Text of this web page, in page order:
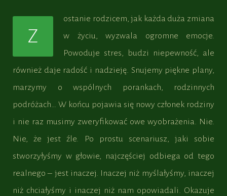
Z
ostanie rodzicem, jak każda duża zmiana
w życiu, wyzwala ogromne emocje.
Powoduje stres, budzi niepewność, ale
również daje radość i nadzieję. Snujemy piękne plany,
marzymy o wspólnych porankach, rodzinnych
podróżach… W końcu pojawia się nowy członek rodziny
i nie raz musimy zweryfikować owe wyobrażenia. Nie.
Nie, że jest źle. Po prostu scenariusz, jaki sobie
stworzyłyśmy w głowie, najczęściej odbiega od tego
realnego – jest inaczej. Inaczej niż myślałyśmy, inaczej
niż chciałyśmy i inaczej niż nam opowiadali. Okazuje